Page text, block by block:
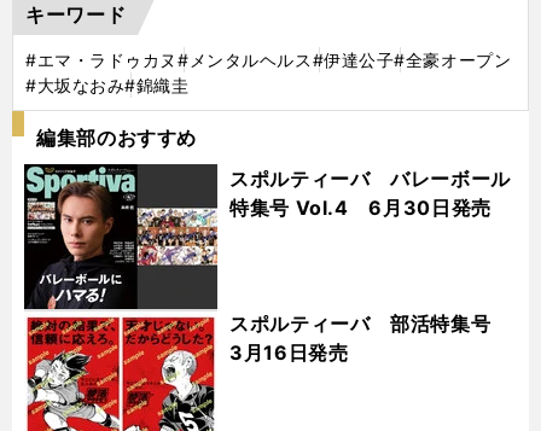
キーワード
#エマ・ラドゥカヌ#メンタルヘルス#伊達公子#全豪オープン
#大坂なおみ#錦織圭
編集部のおすすめ
スポルティーバ バレーボール
特集号 Vol.4 6月30日発売
スポルティーバ 部活特集号
3月16日発売